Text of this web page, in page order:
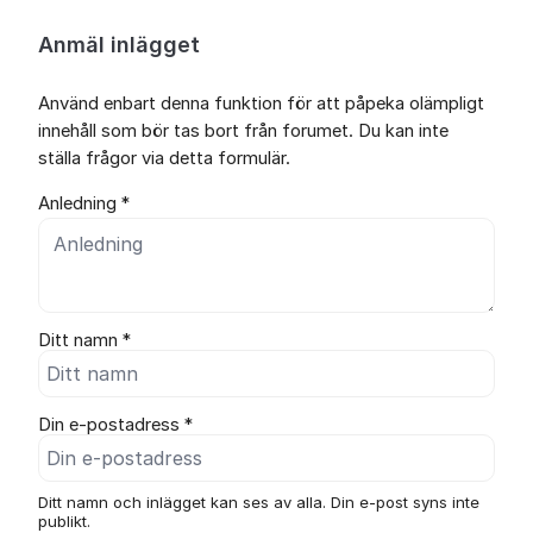
Anmäl inlägget
Använd enbart denna funktion för att påpeka olämpligt
innehåll som bör tas bort från forumet. Du kan inte
ställa frågor via detta formulär.
Anledning *
Ditt namn *
Din e-postadress *
Ditt namn och inlägget kan ses av alla. Din e-post syns inte
publikt.